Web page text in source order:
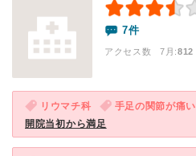
7件
アクセス数 7月:812
リウマチ科 手足の関節が痛い
開院当初から満足